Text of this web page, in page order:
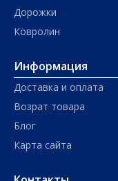
Дорожки
Ковролин
Информация
Доставка и оплата
Возрат товара
Блог
Карта сайта